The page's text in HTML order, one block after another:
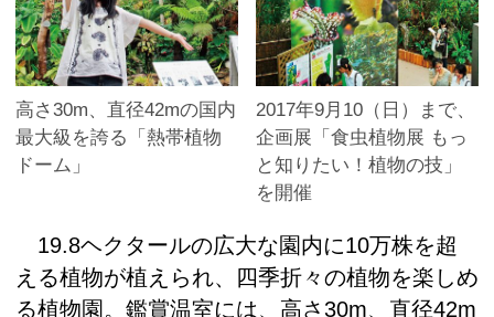
高さ30m、直径42mの国内
最大級を誇る「熱帯植物
ドーム」
2017年9月10（日）まで、
企画展「食虫植物展 もっ
と知りたい！植物の技」
を開催
19.8ヘクタールの広大な園内に10万株を超
える植物が植えられ、四季折々の植物を楽しめ
る植物園。鑑賞温室には、高さ30m、直径42m